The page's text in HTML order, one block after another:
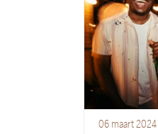
06 maart 2024